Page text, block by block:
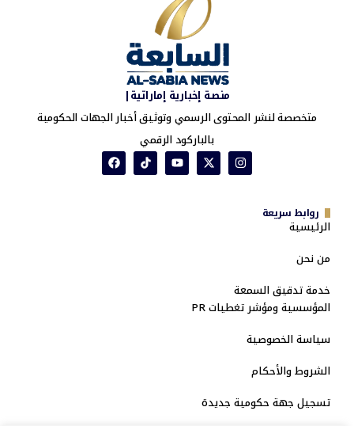
منصة إخبارية إماراتية|
متخصصة لنشر المحتوى الرسمي وتوثيق أخبار الجهات الحكومية
بالباركود الرقمي
روابط سريعة
الرئيسية
من نحن
خدمة تدقيق السمعة
المؤسسية ومؤشر تغطيات PR
سياسة الخصوصية
الشروط والأحكام
تسجيل جهة حكومية جديدة